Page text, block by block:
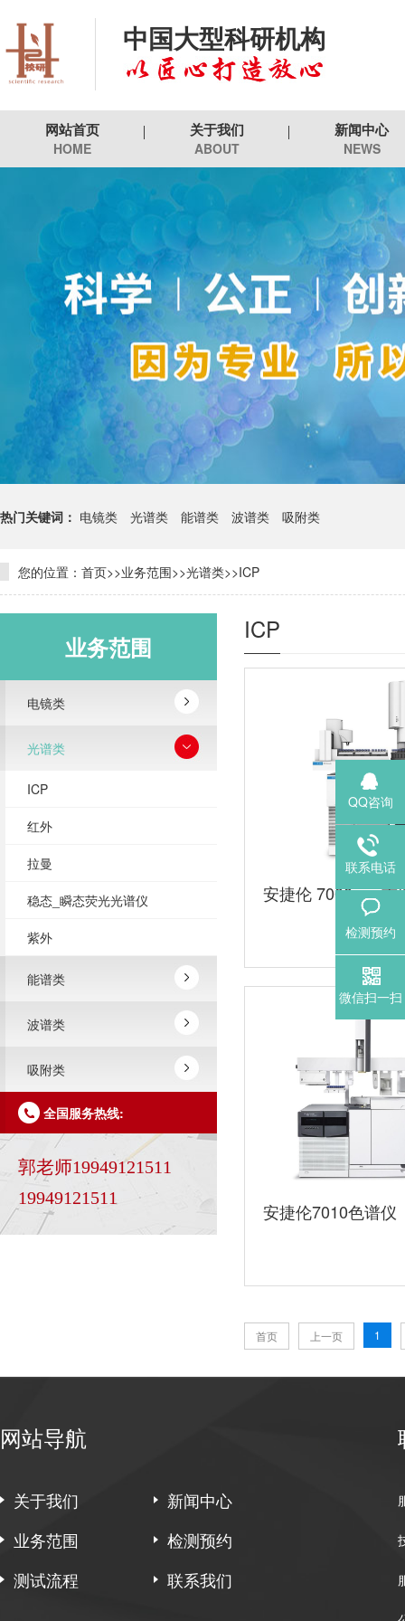
中国大型科研机构
网站首页
HOME
关于我们
ABOUT
新闻中心
NEWS
热门关键词： 电镜类 光谱类 能谱类 波谱类 吸附类
您的位置： 首页>>业务范围>>光谱类>>ICP
业务范围
电镜类
光谱类
ICP
红外
拉曼
稳态_瞬态荧光光谱仪
紫外
能谱类
波谱类
吸附类
全国服务热线:
郭老师19949121511
19949121511
ICP
安捷伦 7000c 三重
安捷伦7010色谱仪
首页 上一页 1
网站导航
关于我们
新闻中心
业务范围
检测预约
测试流程
联系我们
QQ咨询
联系电话
检测预约
微信扫一扫